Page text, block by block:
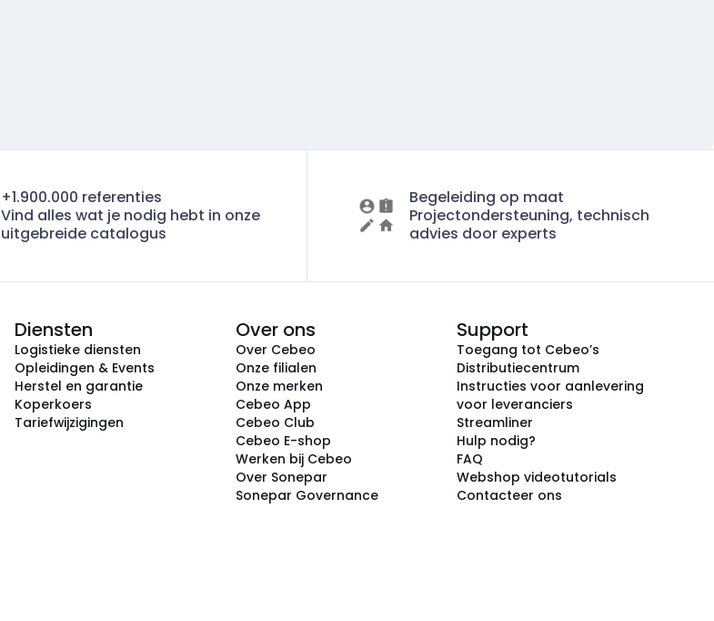
+1.900.000 referenties
Vind alles wat je nodig hebt in onze
uitgebreide catalogus
Begeleiding op maat
Projectondersteuning, technisch
advies door experts
Diensten
Logistieke diensten
Opleidingen & Events
Herstel en garantie
Koperkoers
Tariefwijzigingen
Over ons
Over Cebeo
Onze filialen
Onze merken
Cebeo App
Cebeo Club
Cebeo E-shop
Werken bij Cebeo
Over Sonepar
Sonepar Governance
Support
Toegang tot Cebeo’s
Distributiecentrum
Instructies voor aanlevering
voor leveranciers
Streamliner
Hulp nodig?
FAQ
Webshop videotutorials
Contacteer ons